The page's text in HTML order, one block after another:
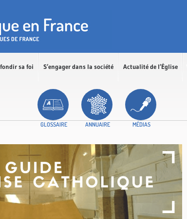
sa foi S’engager dans la société Actualité de l’Église
GLOSSAIRE ANNUAIRE MÉDIAS